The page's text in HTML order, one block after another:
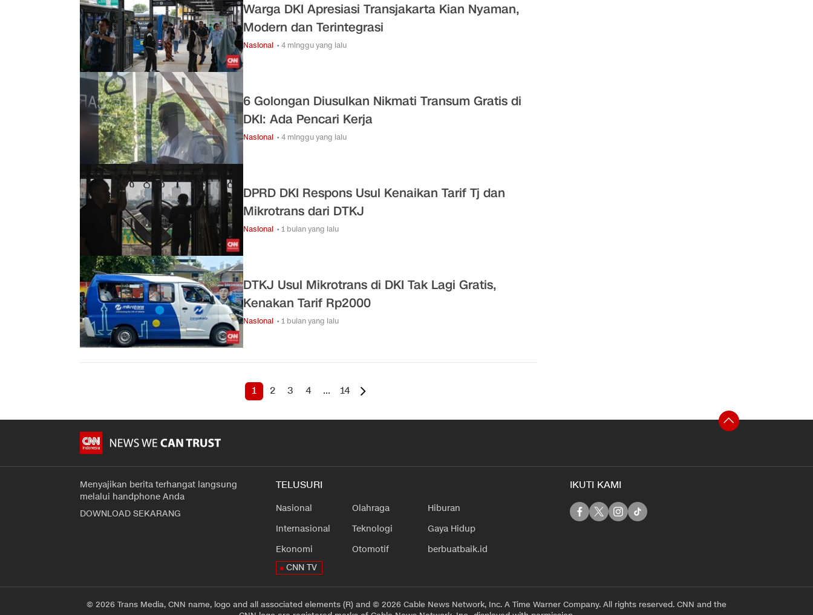
Warga DKI Apresiasi Transjakarta Kian Nyaman,
Modern dan Terintegrasi
Nasional • 4 minggu yang lalu
6 Golongan Diusulkan Nikmati Transum Gratis di
DKI: Ada Pencari Kerja
Nasional • 4 minggu yang lalu
DPRD DKI Respons Usul Kenaikan Tarif Tj dan
Mikrotrans dari DTKJ
Nasional • 1 bulan yang lalu
DTKJ Usul Mikrotrans di DKI Tak Lagi Gratis,
Kenakan Tarif Rp2000
Nasional • 1 bulan yang lalu
1 2 3 4 ... 14
Menyajikan berita terhangat langsung
melalui handphone Anda
DOWNLOAD SEKARANG
TELUSURI
Nasional
Internasional
Ekonomi
Olahraga
Teknologi
Otomotif
Hiburan
Gaya Hidup
berbuatbaik.id
CNN TV
IKUTI KAMI
© 2026 Trans Media, CNN name, logo and all associated elements (R) and © 2026 Cable News Network, Inc. A Time Warner Company. All rights reserved. CNN and the